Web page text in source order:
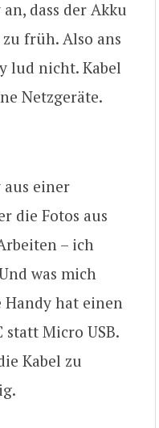
dass der Akku
früh. Also ans
lud nicht. Kabel
Netzgeräte.
aus einer
die Fotos aus
– ich
was mich
hat einen
statt Micro USB.
Kabel zu